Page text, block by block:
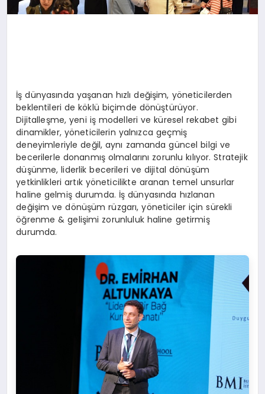
İş dünyasında yaşanan hızlı değişim, yöneticilerden
beklentileri de köklü biçimde dönüştürüyor.
Dijitalleşme, yeni iş modelleri ve küresel rekabet gibi
dinamikler, yöneticilerin yalnızca geçmiş
deneyimleriyle değil, aynı zamanda güncel bilgi ve
becerilerle donanmış olmalarını zorunlu kılıyor. Stratejik
düşünme, liderlik becerileri ve dijital dönüşüm
yetkinlikleri artık yöneticilikte aranan temel unsurlar
haline gelmiş durumda. İş dünyasında hızlanan
değişim ve dönüşüm rüzgarı, yöneticiler için sürekli
öğrenme & gelişimi zorunluluk haline getirmiş
durumda.